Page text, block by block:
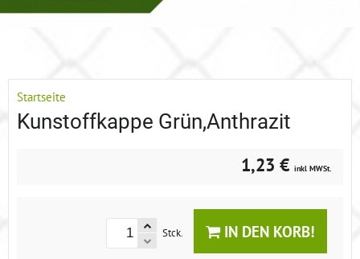
Startseite
Kunstoffkappe Grün,Anthrazit
1,23 € inkl MWSt.
Stck. IN DEN KORB!